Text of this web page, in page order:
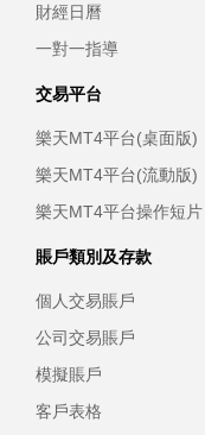
財經日曆
一對一指導
交易平台
樂天MT4平台(桌面版)
樂天MT4平台(流動版)
樂天MT4平台操作短片
賬戶類別及存款
個人交易賬戶
公司交易賬戶
模擬賬戶
客戶表格